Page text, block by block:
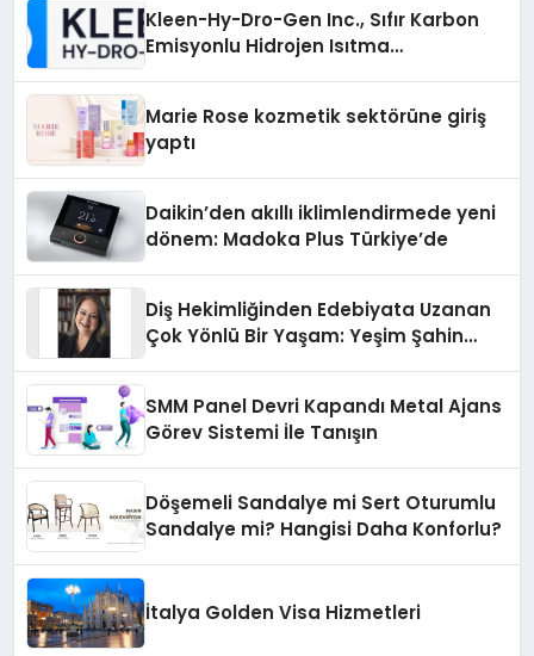
Kleen-Hy-Dro-Gen Inc., Sıfır Karbon
Emisyonlu Hidrojen Isıtma
Marie Rose kozmetik sektörüne giriş
yaptı
Daikin’den akıllı iklimlendirmede yeni
dönem: Madoka Plus Türkiye’de
Diş Hekimliğinden Edebiyata Uzanan
Çok Yönlü Bir Yaşam: Yeşim Şahin
SMM Panel Devri Kapandı Metal Ajans
Görev Sistemi İle Tanışın
Döşemeli Sandalye mi Sert Oturumlu
Sandalye mi? Hangisi Daha Konforlu?
İtalya Golden Visa Hizmetleri